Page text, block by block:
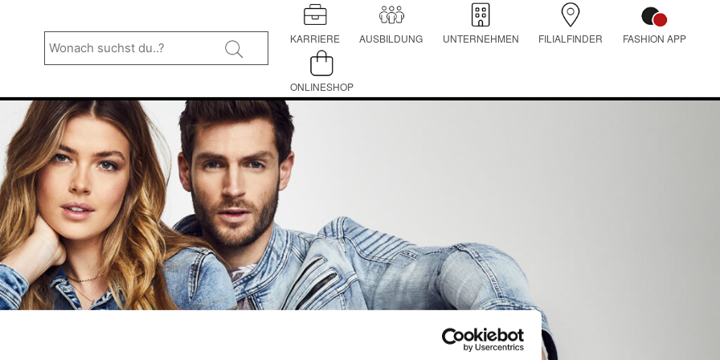
suchst
du..?
KARRIERE AUSBILDUNG UNTERNEHMEN FILIALFINDER FASHION APP
ONLINESHOP